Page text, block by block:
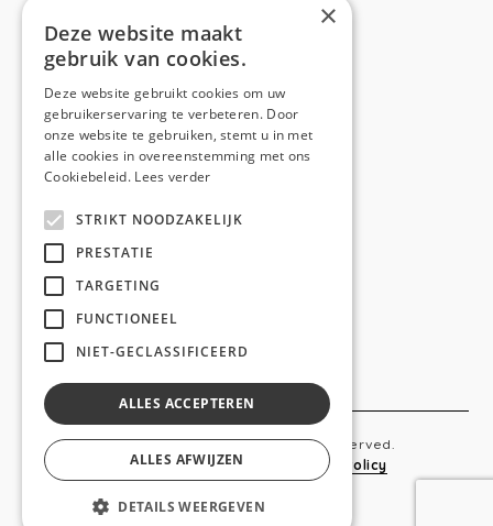
Telefoon:0473 44 56 94
NAVIGATION
Home
Diensten
Realisaties
Copyright © 2019 Anso. All rights reserved.
Sitemap-Privacy Policy Cookie Policy
webdesigned by
×
Deze website maakt
gebruik van cookies.
Deze website gebruikt cookies om uw
gebruikerservaring te verbeteren. Door
onze website te gebruiken, stemt u in met
alle cookies in overeenstemming met ons
Cookiebeleid. Lees verder
STRIKT NOODZAKELIJK
PRESTATIE
TARGETING
FUNCTIONEEL
NIET-GECLASSIFICEERD
ALLES ACCEPTEREN
ALLES AFWIJZEN
DETAILS WEERGEVEN